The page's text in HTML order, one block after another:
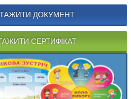
ДОКУМЕНТ
СЕРТИФІКАТ